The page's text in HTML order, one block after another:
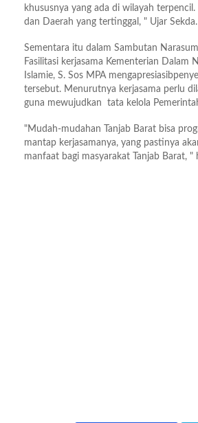
khususnya yang ada di wilayah
dan Daerah yang tertinggal, " Ujar Sekda.
Sementara itu dalam Sambutan
Fasilitasi kerjasama Kementerian Dalam
Islamie, S. Sos MPA
tersebut. Menurutnya kerjasama perlu
guna mewujudkan tata kelola
"Mudah-mudahan Tanjab Barat bisa
mantap kerjasamanya, yang pastinya
manfaat bagi masyarakat Tanjab Barat, "